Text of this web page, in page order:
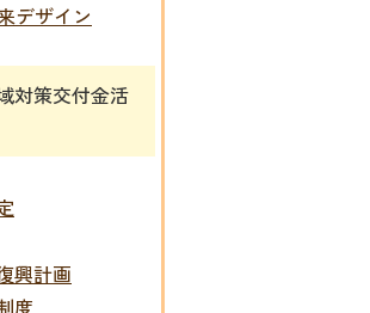
デザイン
対策交付金活
興計画
度